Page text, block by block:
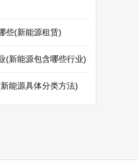
些(新能源租赁)
(新能源包含哪些行业)
能源具体分类方法)